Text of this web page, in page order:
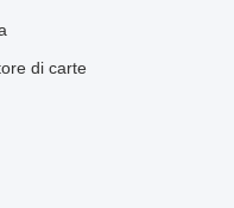
di carte